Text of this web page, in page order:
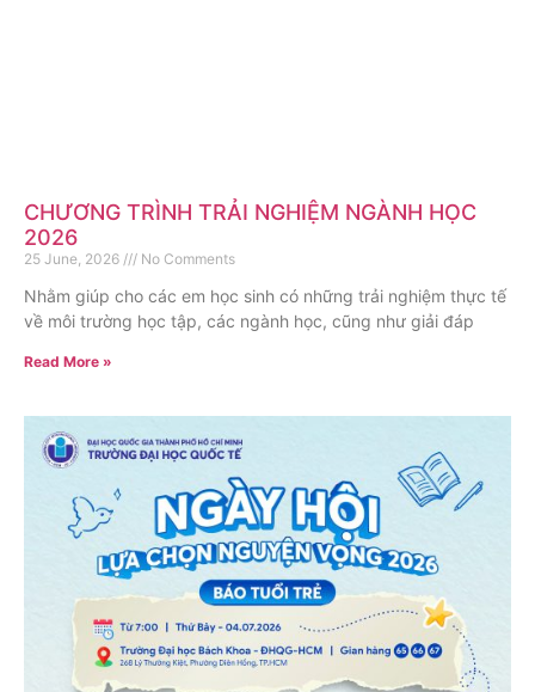
CHƯƠNG TRÌNH TRẢI NGHIỆM NGÀNH HỌC
2026
25 June, 2026 No Comments
Nhằm giúp cho các em học sinh có những trải nghiệm thực tế
về môi trường học tập, các ngành học, cũng như giải đáp
Read More »